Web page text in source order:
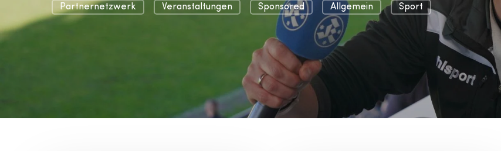
Partnernetzwerk Veranstaltungen Sponsored Allgemein Sport